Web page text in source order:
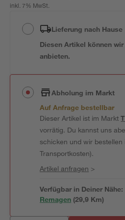
inkl. 7% MwSt.
Lieferung nach Hause
Diesen Artikel können
anbieten.
Abholung im Markt
Auf Anfrage bestellbar
Dieser Artikel ist im Markt
vorrätig. Du kannst uns
schicken und wir bestellen
Transportkosten).
Artikel anfragen >
Verfügbar in Deiner Nähe:
Remagen (29,9 Km)